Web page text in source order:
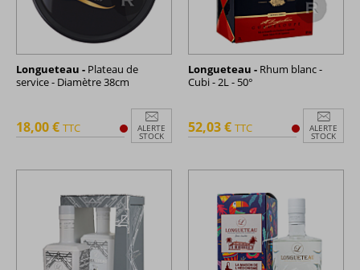
Longueteau - Plateau de
service - Diamètre 38cm
ALERTE
STOCK
18,00 € TTC
Longueteau - Rhum blanc -
Cubi - 2L - 50°
ALERTE
STOCK
52,03 € TTC